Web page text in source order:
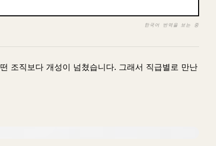
한국어 번역을 보는 중
조직보다 개성이 넘쳤습니다. 그래서 직급별로 만난